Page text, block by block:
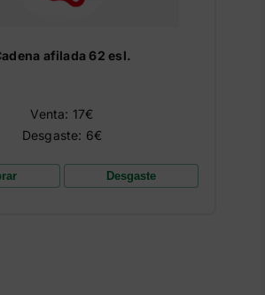
afilada 62 esl.
Venta: 17€
Desgaste: 6€
Desgaste